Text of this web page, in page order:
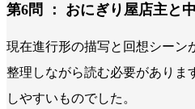
第6問 ： おにぎり屋店主と
現在進行形の描写と回想シーン
整理しながら読む必要がありま
しやすいものでした。